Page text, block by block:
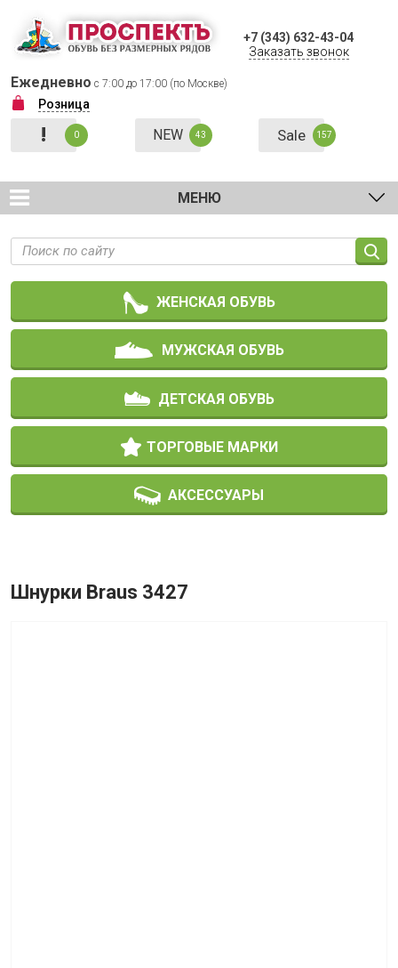
+7 (343) 632-43-04
Заказать звонок
Ежедневно с 7:00 до 17:00 (по Москве)
Розница
! 0 NEW 43 Sale 157
МЕНЮ
ЖЕНСКАЯ ОБУВЬ
МУЖСКАЯ ОБУВЬ
ДЕТСКАЯ ОБУВЬ
ТОРГОВЫЕ МАРКИ
АКСЕССУАРЫ
Шнурки Braus 3427